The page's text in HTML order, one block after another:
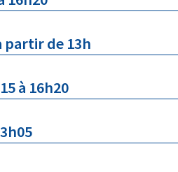
de 13h
16h20